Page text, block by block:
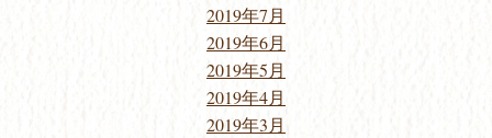
2019年7月
2019年6月
2019年5月
2019年4月
2019年3月